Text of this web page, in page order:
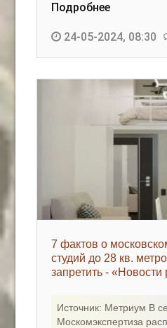
Подробнее
24-05-2024, 08:30
7 фактов о
студий до 28 кв.
запретить - «Новости
Источник: Метриум В
Москомэкспертиза